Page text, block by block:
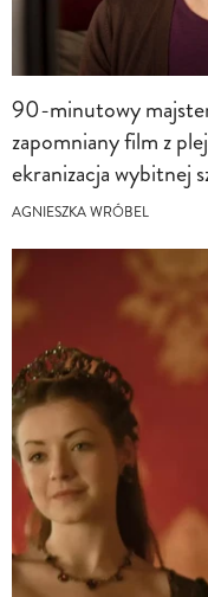
90-minutowy
zapomniany film z
ekranizacja wybitnej
AGNIESZKA WRÓBEL